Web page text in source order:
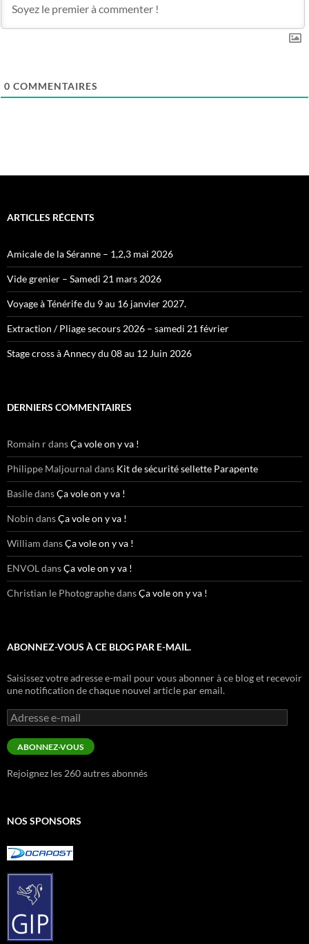
0 COMMENTAIRES
ARTICLES RÉCENTS
Amicale de la Séranne – 1,2,3 mai 2026
Vide grenier – Samedi 21 mars 2026
Voyage à Ténérife du 9 au 16 janvier 2027.
Extraction / Pliage secours 2026 – samedi 21 février
Stage cross à Annecy du 08 au 12 Juin 2026
DERNIERS COMMENTAIRES
Romain rdansÇa vole on y va !
Philippe Maljournal dans Kit de sécurité sellette Parapente
BasiledansÇa vole on y va !
Nobin dansÇa vole on y va !
William dansÇa vole on y va !
ENVOL dansÇa vole on y va !
Christian le PhotographedansÇa vole on y va !
ABONNEZ-VOUS À CE BLOG PAR E-MAIL.
Saisissez votre adresse e-mail pour vous abonner à ce blog et recevoir
une notification de chaque nouvel article par email.
Adresse
e-
mail
ABONNEZ-VOUS
Rejoignez les 260 autres abonnés
NOS SPONSORS